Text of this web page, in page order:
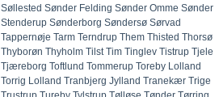
Søllested Sønder Felding Sønder Omme Sønder
Stenderup Sønderborg Søndersø Sørvad
Tappernøje Tarm Terndrup Them Thisted Thorsø
Thyborøn Thyholm Tilst Tim Tinglev Tistrup Tjele
Tjæreborg Toftlund Tommerup Toreby Lolland
Torrig Lolland Tranbjerg Jylland Tranekær Trige